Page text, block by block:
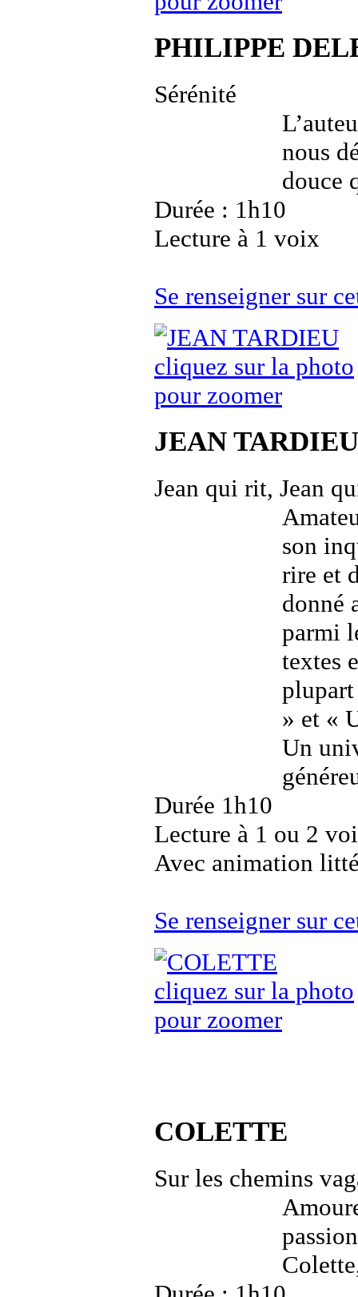
PHILIPPE
Sérénité
nous
douce
Durée : 1h10
Lecture à 1 voix
Se renseigner sur
cliquez sur la photo
pour zoomer
JEAN TARDIEU
Jean qui rit, Jean
son
rire et
donné
parmi
textes
» et «
Un
Durée 1h10
Lecture à 1 ou 2
Avec animation
Se renseigner sur
cliquez sur la photo
pour zoomer
COLETTE
Sur les chemins